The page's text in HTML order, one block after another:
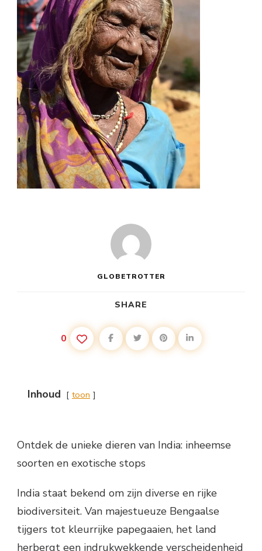
GLOBETROTTER
SHARE
0
Inhoud toon
Ontdek de unieke dieren van India: inheemse
soorten en exotische stops
India staat bekend om zijn diverse en rijke
biodiversiteit. Van majestueuze Bengaalse
tijgers tot kleurrijke papegaaien, het land
herbergt een indrukwekkende verscheidenheid